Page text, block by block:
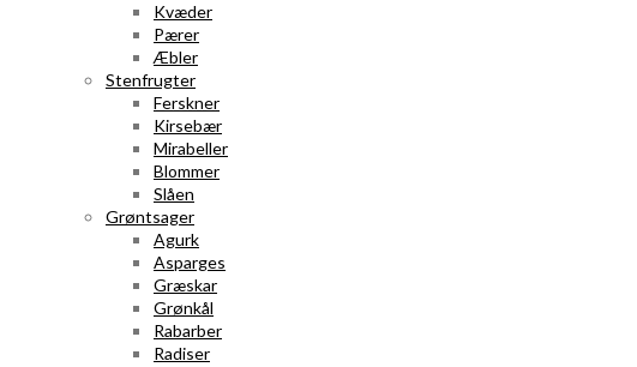
Kvæder
Pærer
Æbler
Stenfrugter
Ferskner
Kirsebær
Mirabeller
Blommer
Slåen
Grøntsager
Agurk
Asparges
Græskar
Grønkål
Rabarber
Radiser